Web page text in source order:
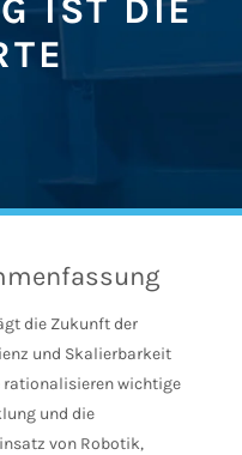
IST DIE
die Zukunft der
und Skalierbarkeit
rationalisieren wichtige
und die
von Robotik,